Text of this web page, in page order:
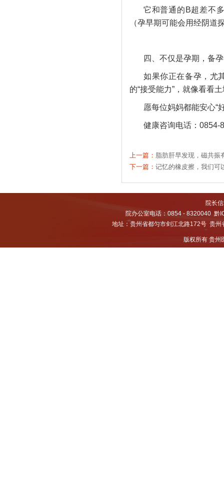
它和普通的B超差不
（孕早期可能会用经阴道
四、不仅是孕期，备
如果你正在备孕，尤
的“接受能力”，就像看看
愿每位妈妈都能安心“
健康咨询电话：0854-
上一篇： 脂肪肝早发现，磁共振
下一篇： 记忆的橡皮擦，我们可
院长
院办公室电话：0854 - 8320040黔
地址：贵州省都匀市剑江北路172号 贵
版权所有 贵州